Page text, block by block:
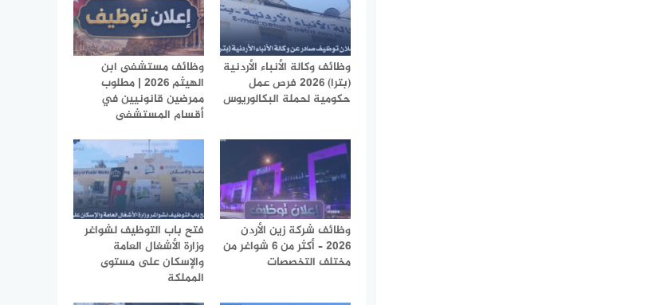
وظائف وكالة الأنباء الأردنية
(بترا) 2026 فرص عمل
حكومية لحملة البكالوريوس
وظائف مستشفى ابن
الهيثم 2026 | مطلوب
ممرضين قانونيين في
أقسام المستشفى
وظائف شركة زين الأردن
2026 – أكثر من 6 شواغر من
مختلف التخصصات
فتح باب التوظيف لشواغر
وزارة الأشغال العامة
والإسكان على مستوى
المملكة